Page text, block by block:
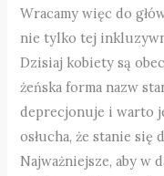
Wracamy więc do
nie tylko tej
Dzisiaj kobiety są
żeńska forma nazw
deprecjonuje i warto
osłucha, że stanie
Najważniejsze, aby w